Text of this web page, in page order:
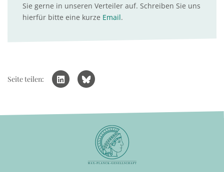
Sie gerne in unseren Verteiler auf. Schreiben Sie uns
hierfür bitte eine kurze Email.
Seite teilen: